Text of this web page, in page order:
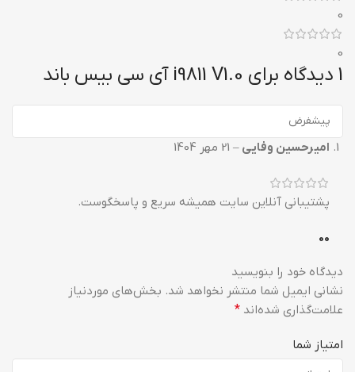
0
0
1 دیدگاه برای i9811 V1.0 آی سی بیس باند
امیرحسین وفایی – 21 مهر 1404
پشتیبانی آنلاین سایت همیشه سریع و پاسخگوست.
0
0
دیدگاه خود را بنویسید
نشانی ایمیل شما منتشر نخواهد شد. بخش‌های موردنیاز
علامت‌گذاری شده‌اند *
امتیاز شما